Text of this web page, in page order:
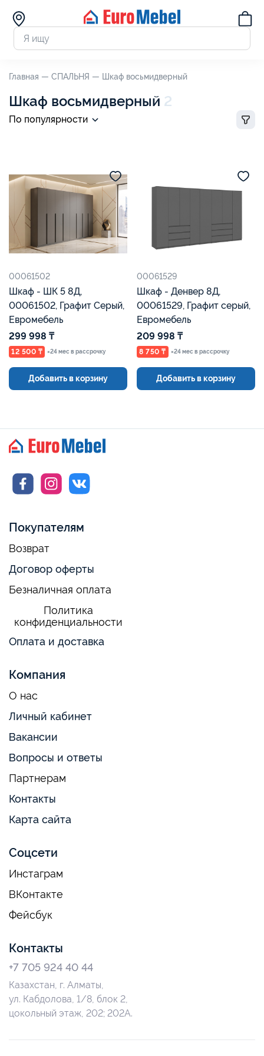
Главная — СПАЛЬНЯ — Шкаф восьмидверный
Шкаф восьмидверный 2
По популярности
00061502
Шкаф - ШК 5 8Д,
00061502, Графит Серый,
Евромебель
299 998 ₸
12 500 ₸ ×24 мес в рассрочку
Добавить в корзину
00061529
Шкаф - Денвер 8Д,
00061529, Графит серый,
Евромебель
209 998 ₸
8 750 ₸ ×24 мес в рассрочку
Добавить в корзину
Покупателям
Возврат
Договор оферты
Безналичная оплата
Политика
конфиденциальности
Оплата и доставка
Компания
О нас
Личный кабинет
Вакансии
Вопросы и ответы
Партнерам
Контакты
Карта сайта
Соцсети
Инстаграм
ВКонтакте
Фейсбук
Контакты
+7 705 924 40 44
Казахстан, г. Алматы,
ул. Кабдолова, 1/8, блок 2,
цокольный этаж, 202; 202А.